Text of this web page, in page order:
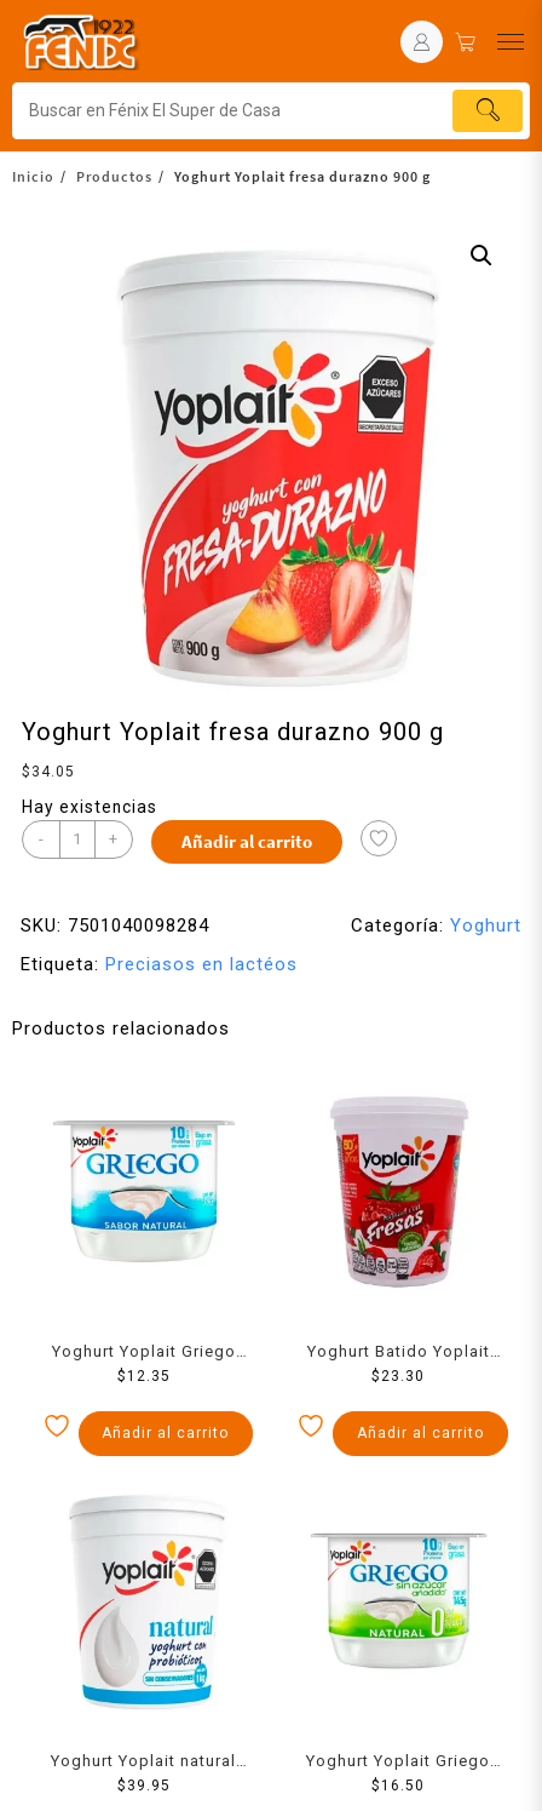
Inicio Productos Yoghurt Yoplait fresa durazno 900 g
Yoghurt Yoplait fresa durazno 900 g
$ 34.05
Hay existencias
- + Añadir al carrito
SKU: 7501040098284 Categoría: Yoghurt
Etiqueta: Preciasos en lactéos
Productos relacionados
Yoghurt Yoplait Griego
natural bajo en grasa 145
$12.35
Añadir al carrito
Yoghurt Batido Yoplait
Fresa 442 Grs
$ 23.30
Añadir al carrito
Yoghurt Yoplait natural
con probióticos 1 kg
$ 39.95
Yoghurt Yoplait Griego
natural sin azúcar bajo en
$16.50